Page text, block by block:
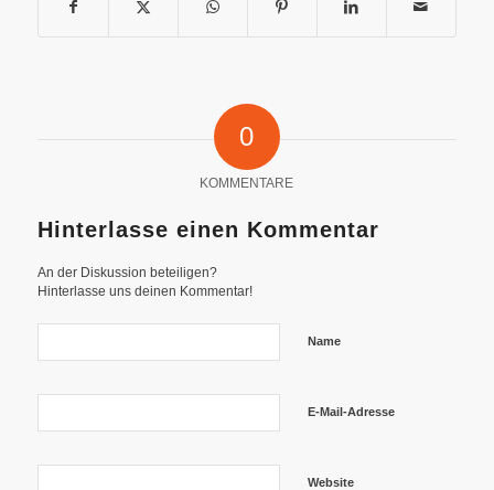
0
KOMMENTARE
Hinterlasse einen Kommentar
An der Diskussion beteiligen?
Hinterlasse uns deinen Kommentar!
Name
E-Mail-Adresse
Website